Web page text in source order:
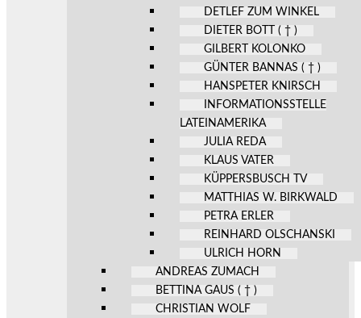
DETLEF ZUM WINKEL
DIETER BOTT ( † )
GILBERT KOLONKO
GÜNTER BANNAS ( † )
HANSPETER KNIRSCH
INFORMATIONSSTELLE
LATEINAMERIKA
JULIA REDA
KLAUS VATER
KÜPPERSBUSCH TV
MATTHIAS W. BIRKWALD
PETRA ERLER
REINHARD OLSCHANSKI
ULRICH HORN
ANDREAS ZUMACH
BETTINA GAUS ( † )
CHRISTIAN WOLF